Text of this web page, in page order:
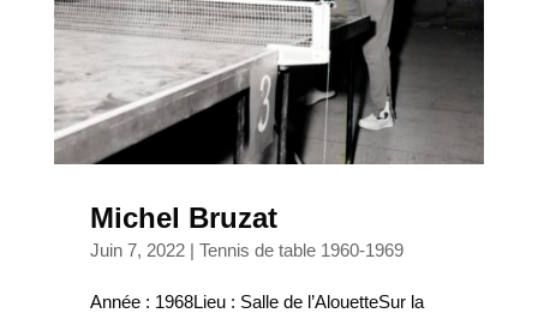
Michel Bruzat
Juin 7, 2022| Tennis de table 1960-1969
Année : 1968Lieu : Salle de l’AlouetteSur la